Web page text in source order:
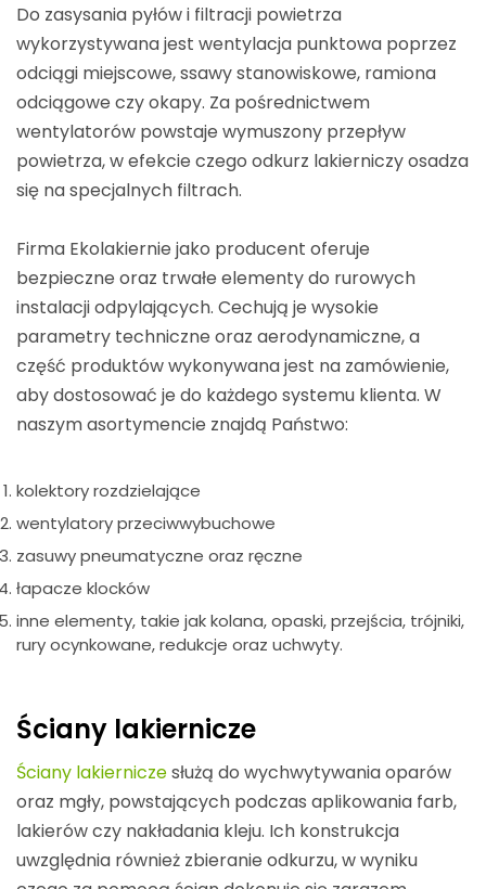
Do zasysania pyłów i filtracji powietrza
wykorzystywana jest wentylacja punktowa poprzez
odciągi miejscowe, ssawy stanowiskowe, ramiona
odciągowe czy okapy. Za pośrednictwem
wentylatorów powstaje wymuszony przepływ
powietrza, w efekcie czego odkurz lakierniczy osadza
się na specjalnych filtrach.
Firma Ekolakiernie jako producent oferuje
bezpieczne oraz trwałe elementy do rurowych
instalacji odpylających. Cechują je wysokie
parametry techniczne oraz aerodynamiczne, a
część produktów wykonywana jest na zamówienie,
aby dostosować je do każdego systemu klienta. W
naszym asortymencie znajdą Państwo:
kolektory rozdzielające
wentylatory przeciwwybuchowe
zasuwy pneumatyczne oraz ręczne
łapacze klocków
inne elementy, takie jak kolana, opaski, przejścia, trójniki,
rury ocynkowane, redukcje oraz uchwyty.
Ściany lakiernicze
Ściany lakierniczesłużą do wychwytywania oparów
oraz mgły, powstających podczas aplikowania farb,
lakierów czy nakładania kleju. Ich konstrukcja
uwzględnia również zbieranie odkurzu, w wyniku